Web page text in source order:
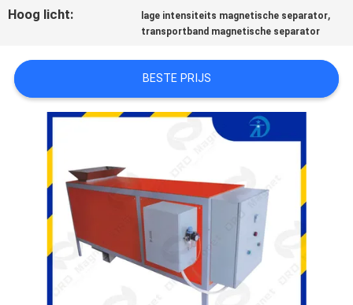
SITEMAP
PRIVACY
POLICY
Hoog licht: lage intensiteits magnetische separator,
transportband magnetische separator
BESTE PRIJS